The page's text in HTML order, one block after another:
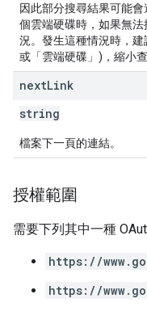
因此部分搜尋結果可能
個雲端硬碟時，如果無
況。發生這種情況時，建
或「雲端硬碟」)，縮小查
nextLink
string
檔案下一頁的連結。
授權範圍
需要下列其中一種
https://
https://